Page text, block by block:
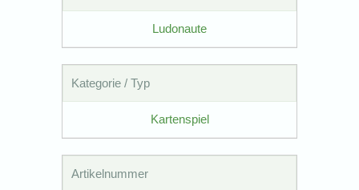
Ludonaute
Kategorie / Typ
Kartenspiel
Artikelnummer